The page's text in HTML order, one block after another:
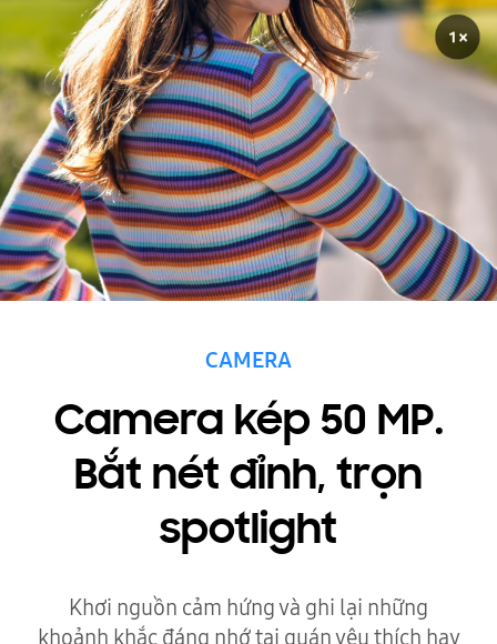
CAMERA
Camera kép 50 MP.
Bắt nét đỉnh, trọn
spotlight
Khơi nguồn cảm hứng và ghi lại những
khoảnh khắc đáng nhớ tại quán yêu thích hay